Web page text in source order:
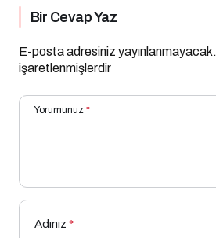
Bir Cevap Yaz
E-posta adresiniz yayınlanmayacak.
işaretlenmişlerdir
Yorumunuz *
Adınız *